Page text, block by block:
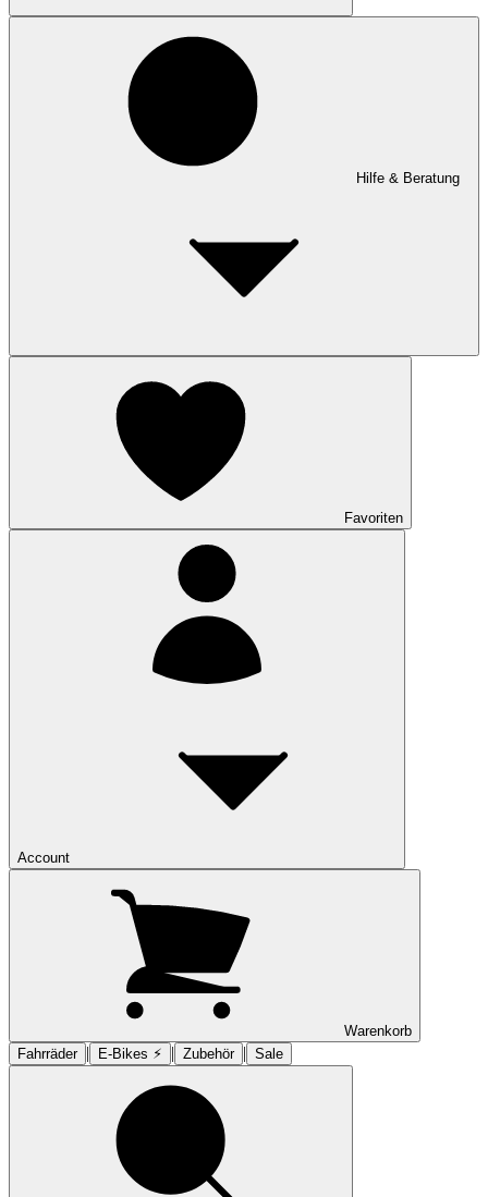
Hilfe & Beratung
Favoriten
Account
Warenkorb
Fahrräder | E-Bikes ⚡︎ | Zubehör | Sale